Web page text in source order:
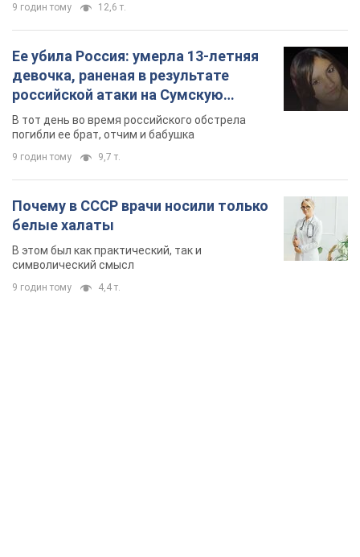
9 годин тому 12,6 т.
Ее убила Россия: умерла 13-летняя
девочка, раненая в результате
российской атаки на Сумскую
область. Фото
В тот день во время российского обстрела
погибли ее брат, отчим и бабушка
9 годин тому 9,7 т.
Почему в СССР врачи носили только
белые халаты
В этом был как практический, так и
символический смысл
9 годин тому 4,4 т.